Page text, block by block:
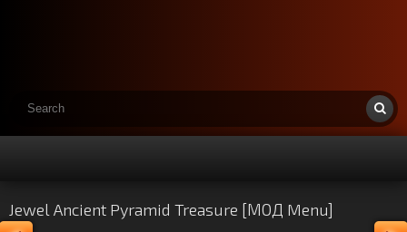
Jewel Ancient Pyramid Treasure [МОД Menu]